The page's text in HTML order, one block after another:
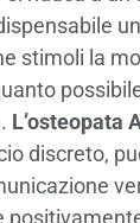
stimoli la
L’osteopata
discreto,